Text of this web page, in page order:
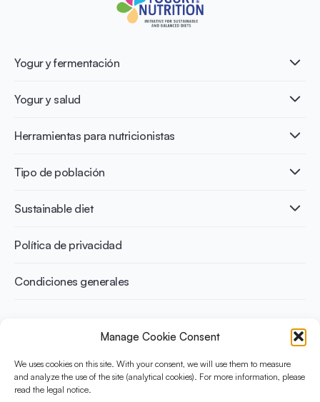
Manage Cookie Consent
We uses cookies on this site. With your consent, we will use them to measure
and analyze the use of the site (analytical cookies). For more information, please
read the legal notice.
Yogur y fermentación
¿Qué es el yogur?
Nutri-dense food
Yogur y salud
Healthy Diets & Lifestyle
Salud intestinal y microbiota
Salud ósea
Control del peso
Herramientas para nutricionistas
Publicaciones
Infographics
Recetas
Tipo de población
Adultos
Deportistas
Sustainable diet
Beneficios medioambientales
Beneficios para la salud
Política de privacidad
Condiciones generales
Equilibradas está financiada por el Instituto Danone
Internacional. Su objetivo es evaluar y compartir la evidencia
actual sobre el yogur como aliado en una dieta saludable y